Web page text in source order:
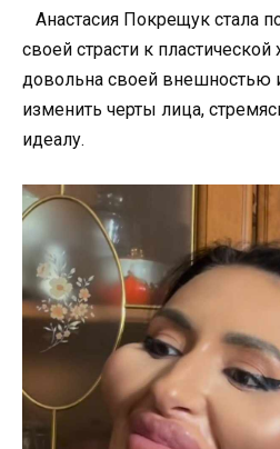
Анастасия Покрещук стала
своей страсти к
довольна своей внешностью
изменить черты лица,
идеалу.